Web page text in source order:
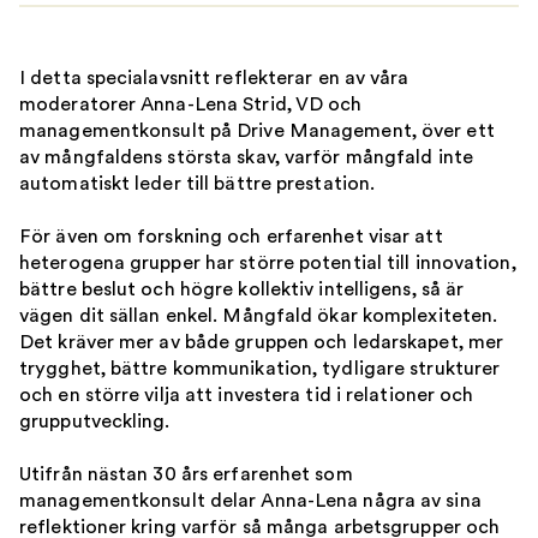
I detta specialavsnitt reflekterar en av våra
moderatorer Anna-Lena Strid, VD och
managementkonsult på Drive Management, över ett
av mångfaldens största skav, varför mångfald inte
automatiskt leder till bättre prestation.
För även om forskning och erfarenhet visar att
heterogena grupper har större potential till innovation,
bättre beslut och högre kollektiv intelligens, så är
vägen dit sällan enkel. Mångfald ökar komplexiteten.
Det kräver mer av både gruppen och ledarskapet, mer
trygghet, bättre kommunikation, tydligare strukturer
och en större vilja att investera tid i relationer och
grupputveckling.
Utifrån nästan 30 års erfarenhet som
managementkonsult delar Anna-Lena några av sina
reflektioner kring varför så många arbetsgrupper och